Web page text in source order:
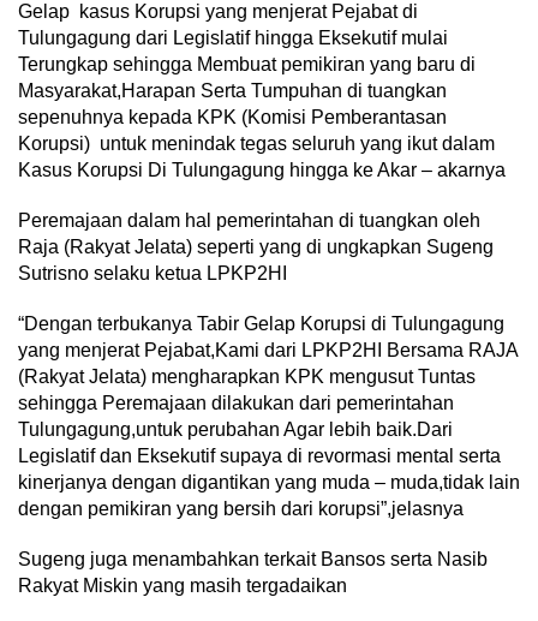
Gelap kasus Korupsi yang menjerat Pejabat di
Tulungagung dari Legislatif hingga Eksekutif mulai
Terungkap sehingga Membuat pemikiran yang baru di
Masyarakat,Harapan Serta Tumpuhan di tuangkan
sepenuhnya kepada KPK (Komisi Pemberantasan
Korupsi) untuk menindak tegas seluruh yang ikut dalam
Kasus Korupsi Di Tulungagung hingga ke Akar – akarnya
Peremajaan dalam hal pemerintahan di tuangkan oleh
Raja (Rakyat Jelata) seperti yang di ungkapkan Sugeng
Sutrisno selaku ketua LPKP2HI
“Dengan terbukanya Tabir Gelap Korupsi di Tulungagung
yang menjerat Pejabat,Kami dari LPKP2HI Bersama RAJA
(Rakyat Jelata) mengharapkan KPK mengusut Tuntas
sehingga Peremajaan dilakukan dari pemerintahan
Tulungagung,untuk perubahan Agar lebih baik.Dari
Legislatif dan Eksekutif supaya di revormasi mental serta
kinerjanya dengan digantikan yang muda – muda,tidak lain
dengan pemikiran yang bersih dari korupsi”,jelasnya
Sugeng juga menambahkan terkait Bansos serta Nasib
Rakyat Miskin yang masih tergadaikan